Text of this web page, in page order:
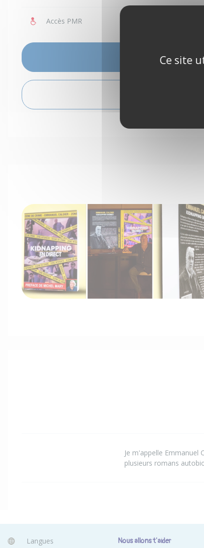
Accès PMR
VOIR LES DISPONIBILITÉS
Je m'appelle
plusieurs romans
Langues Nous allons t'aider
Ce site